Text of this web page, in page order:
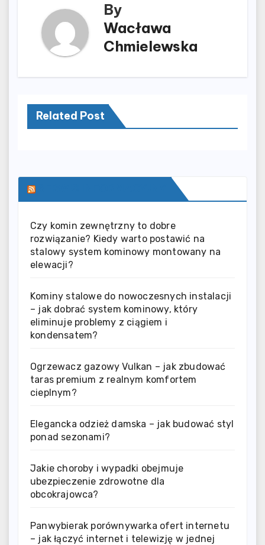
By
Wacława
Chmielewska
Related Post
Czy komin zewnętrzny to dobre
rozwiązanie? Kiedy warto postawić na
stalowy system kominowy montowany na
elewacji?
Kominy stalowe do nowoczesnych instalacji
– jak dobrać system kominowy, który
eliminuje problemy z ciągiem i
kondensatem?
Ogrzewacz gazowy Vulkan – jak zbudować
taras premium z realnym komfortem
cieplnym?
Elegancka odzież damska – jak budować styl
ponad sezonami?
Jakie choroby i wypadki obejmuje
ubezpieczenie zdrowotne dla
obcokrajowca?
Panwybierak porównywarka ofert internetu
– jak łączyć internet i telewizję w jednej